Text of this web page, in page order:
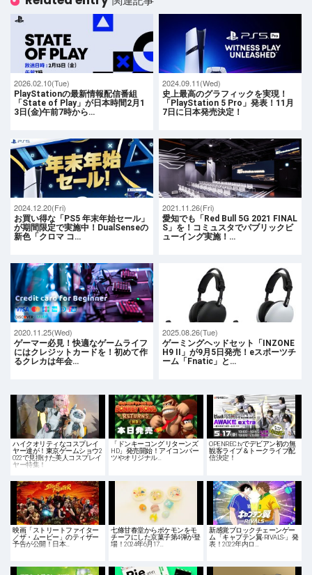
2026.02.10(Tue)
PlayStationの最新情報配信番組
「State of Play」が日本時間2月1
3日(金)午前7時から…
2024.09.11(Wed)
史上最高のグラフィックを実現！
「PlayStation 5 Pro」発表！11月
7日に日本発売決定！
2024.12.20(Fri)
お買い得な「PS5 年末年始セール」
が期間限定で実施中！DualSenseの
新色「クロマ コ…
2021.11.26(Fri)
愛知でも「Red Bull 5G 2021 FINAL
S」を！コミュスタでパブリックビ
ューイング実施！…
2020.11.25(Wed)
ゲーマー必見！快適なゲームライフ
にはクレジットカードを！初めて作
るクレカは年会…
2025.08.26(Tue)
ゲーミングヘッドセット「INZONE
H9 II」が9月5日発売！eスポーツチ
ーム「Fnatic」と…
ハイクオリティなコスプレイ
ヤー達が！東京ゲームショウ2
022で見掛けた美人コスプレイ
ヤー特集！
「ドンキーコング リターンズ
HD」発売開始！アイコンパー
ツやオリジナル…
OPENREC.tvでデビアン初の無
観客ライブ＆トークライブ配
信決定！
映画「ストリートファイター
／ザ・ムービー」のティザー
予告が公開！日本…
七條甘春堂からポケモンをモ
チーフにした京菓子第4弾が登
場！2024年6月17…
新感覚ブロックチェーンゲー
ム「キャプテン翼-RIVALS-」発
表！2022年内ロ…